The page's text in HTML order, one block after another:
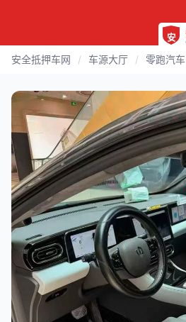
安全抵押车网 / 车源大厅 / 零跑汽车